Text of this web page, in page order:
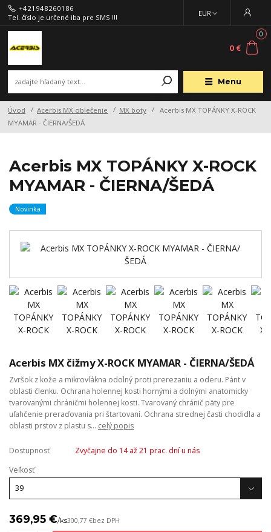
Menu
EUR
+421948260186
Tel. číslo je určené iba pre SMS !!!
0
0 €
Úvod Acerbis MX oblečenie MX boty
Acerbis MX TOPÁNKY X-ROCK
MYAMAR - ČIERNA/ŠEDÁ
Acerbis MX TOPÁNKY X-ROCK
MYAMAR - ČIERNA/ŠEDÁ
Novinka
Acerbis MX čižmy X-ROCK MYAMAR - ČIERNA/ŠEDÁ
Zvršok z kože a mikrovlákna odolný proti prerezaniu a oderu. Pánt v
oblasti členku. Ochrana holennej kosti hornými a dolnými anatomicky
tvarovanými chráničmi holennej kosti. Tvarovaný chránič päty pre
uľahčenie preraďovania pri štartovaní. Ochrana strednej časti chodidla a
oblasti prstov z plastu s... celý popis
Dostupnosť
Zvyčajne do 14 až 21 prac. dní u nás
Veľkosť
369,95 €/ks300,77 €bez DPH